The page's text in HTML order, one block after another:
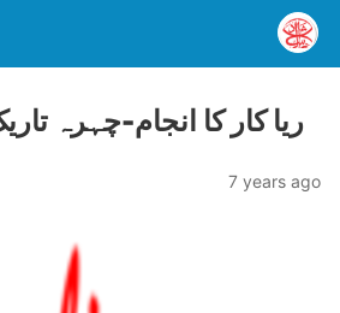
ریا کار کا انجام-چہرہ
7 years ago